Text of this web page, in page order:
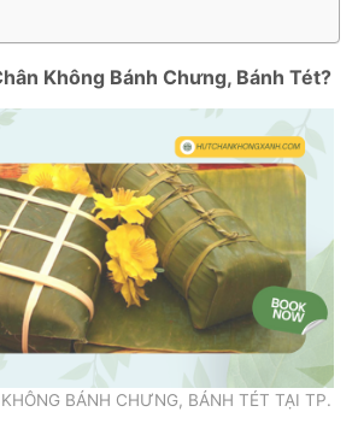
Không Bánh Chưng, Bánh Tét?
BÁNH CHƯNG, BÁNH TÉT TẠI TP.